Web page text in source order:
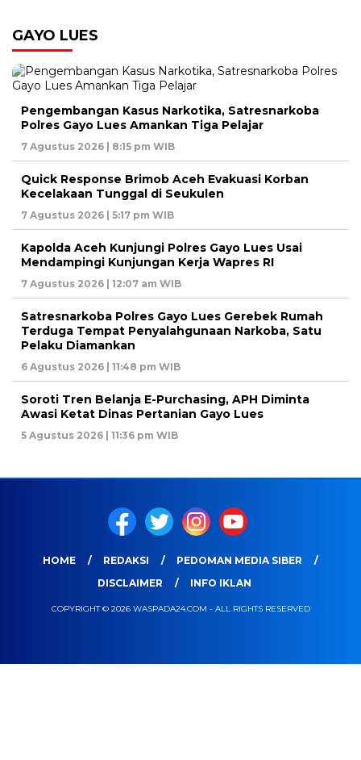
GAYO LUES
Pengembangan Kasus Narkotika, Satresnarkoba
Polres Gayo Lues Amankan Tiga Pelajar
7 Agustus 2026 | 8:15 pm WIB
Quick Response Brimob Aceh Evakuasi Korban
Kecelakaan Tunggal di Seukulen
7 Agustus 2026 | 5:17 pm WIB
Kapolda Aceh Kunjungi Polres Gayo Lues Usai
Mendampingi Kunjungan Kerja Wapres RI
7 Agustus 2026 | 12:07 am WIB
Satresnarkoba Polres Gayo Lues Gerebek Rumah
Terduga Tempat Penyalahgunaan Narkoba, Satu
Pelaku Diamankan
6 Agustus 2026 | 11:48 pm WIB
Soroti Tren Belanja E-Purchasing, APH Diminta
Awasi Ketat Dinas Pertanian Gayo Lues
5 Agustus 2026 | 11:36 pm WIB
HOME REDAKSI
PEDOMAN MEDIA SIBER
DISCLAIMER
INFO IKLAN
COPYRIGHT © 2026 WASPADA24.COM - ALL RIGHTS RESERVED